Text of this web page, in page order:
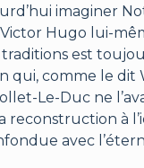
imaginer
Hugo lui-
est
qui, comme le dit
Le-Duc ne
reconstruction à
avec